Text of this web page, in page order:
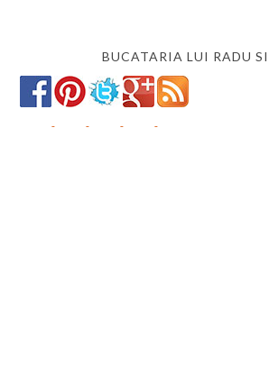
BUCATARIA LUI RADU